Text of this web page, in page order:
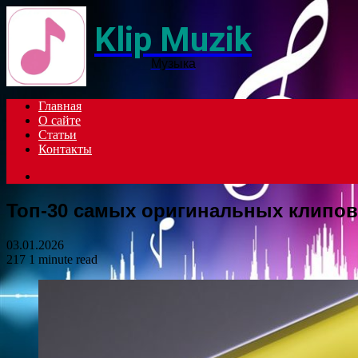
Klip Muzik
Музыка
Главная
О сайте
Статьи
Контакты
Топ-30 самых оригинальных клипов
03.01.2026
217 1 minute read